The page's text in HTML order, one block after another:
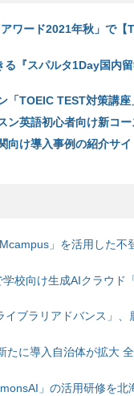
ワード2021年秋」で
『スパルタ1Day国内
「TOEIC TEST対策講座
英語初心者向け新コー
け導入事例の紹介サイ
」を活用した不
校向け生成AIクラウド
ブラリアドバンス」
たに導入自治体が拡大
」の活用研修を北